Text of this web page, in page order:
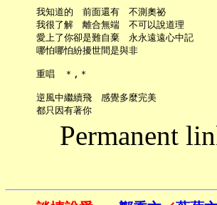
     我知道的　前面還有　不測奧祕
     我很了解　離合無端　不可以說道理
     愛上了你卻是難自棄　永永遠遠心中記
     哪怕哪怕紛擾世間是與非
     重唱　＊,＊
     逆風中繼續飛　感覺多麼完美
Permanent